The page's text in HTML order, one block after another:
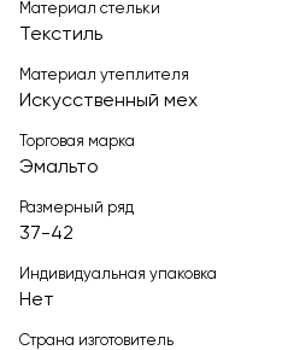
Материал стельки
Текстиль
Материал утеплителя
Искусственный мех
Торговая марка
Эмальто
Размерный ряд
37-42
Индивидуальная упаковка
Нет
Страна изготовитель